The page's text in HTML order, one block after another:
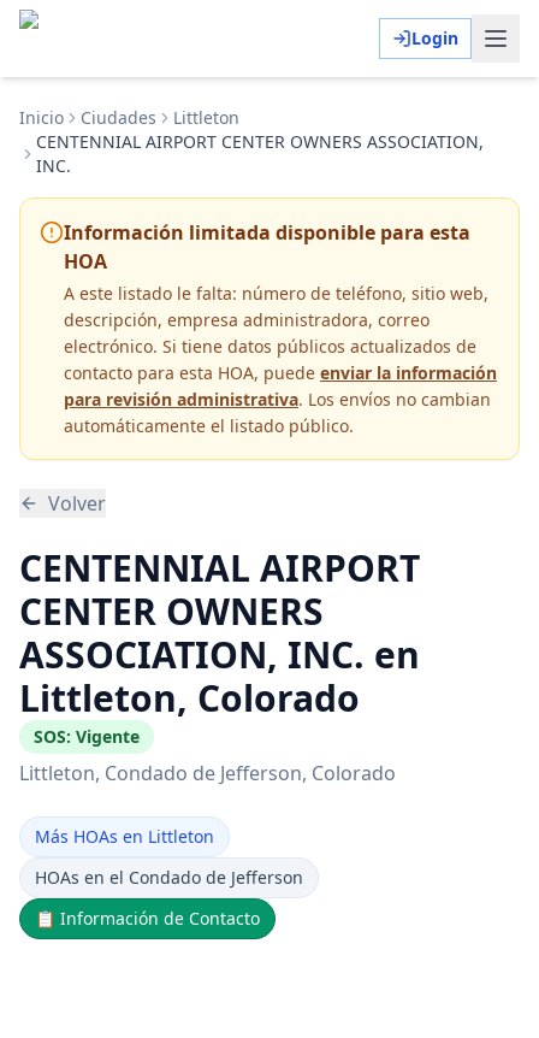
Login
Inicio Ciudades
Littleton
CENTENNIAL AIRPORT CENTER OWNERS ASSOCIATION,
INC.
Información limitada disponible para esta
HOA
A este listado le falta: número de teléfono, sitio web,
descripción, empresa administradora, correo
electrónico. Si tiene datos públicos actualizados de
contacto para esta HOA, puede enviar la información
para revisión administrativa. Los envíos no cambian
automáticamente el listado público.
Volver
CENTENNIAL AIRPORT
CENTER OWNERS
ASSOCIATION, INC. en
Littleton, Colorado
SOS: Vigente
Littleton, Condado de Jefferson, Colorado
Más HOAs en Littleton
HOAs en el Condado de Jefferson
📋 Información de Contacto